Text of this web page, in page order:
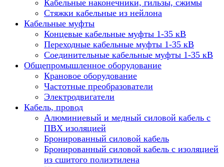
Кабельные наконечники, гильзы, сжимы
Стяжки кабельные из нейлона
Кабельные муфты
Концевые кабельные муфты 1-35 кВ
Переходные кабельные муфты 1-35 кВ
Соединительные кабельные муфты 1-35 кВ
Общепромышленное оборудование
Крановое оборудование
Частотные преобразователи
Электродвигатели
Кабель, провод
Алюминиевый и медный силовой кабель с
ПВХ изоляцией
Бронированный силовой кабель
Бронированный силовой кабель с изоляцией
из сшитого полиэтилена